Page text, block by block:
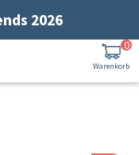
2026
Warenkorb
0